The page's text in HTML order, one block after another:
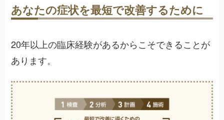
あなたの症状を最短で改善するために
20年以上の臨床経験があるからこそできることが
あります。